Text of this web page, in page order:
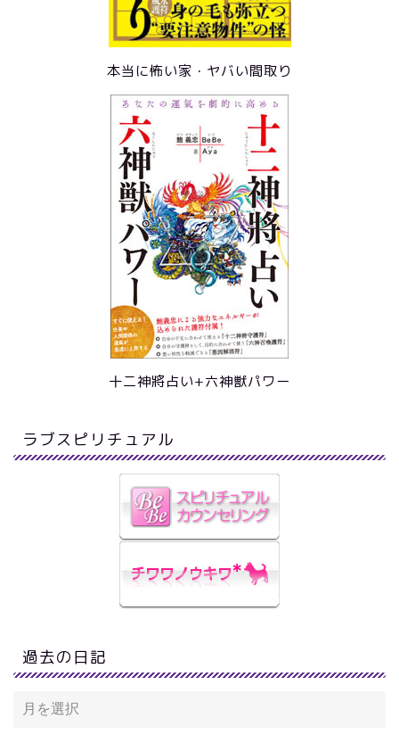
本当に怖い家・ヤバい間取り
十二神將占い+六神獣パワー
ラブスピリチュアル
過去の日記